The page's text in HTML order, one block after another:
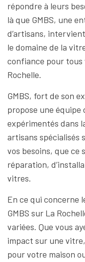
répondre à leurs
là que GMBS, une
d’artisans,
le domaine de la
confiance pour tous
Rochelle.
GMBS, fort de son
propose une
expérimentés dans
artisans spécialisés
vos besoins, que ce
réparation,
vitres.
En ce qui concerne
GMBS sur La
variées. Que vous
impact sur une
pour votre maison